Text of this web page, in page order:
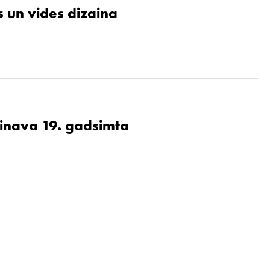
un vides dizaina
19. gadsimta